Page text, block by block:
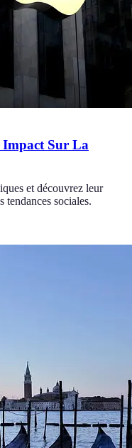
Impact Sur La
et découvrez leur
tendances sociales.